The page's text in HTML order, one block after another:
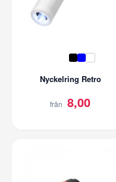
Nyckelring Retro
från 8,00